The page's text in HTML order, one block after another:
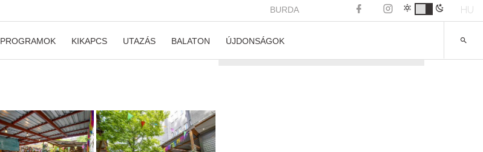
BURDA HU
PROGRAMOK KIKAPCS UTAZÁS BALATON ÚJDONSÁGOK